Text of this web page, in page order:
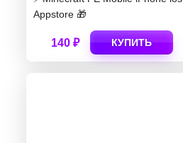
Appstore 🎁
140 ₽ КУПИТЬ